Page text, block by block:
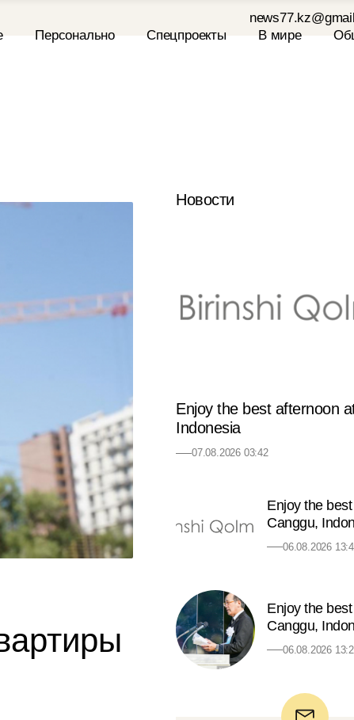
Новости
Enjoy the best afternoon
Indonesia
07.08.2026 03:42
Enjoy the
Canggu,
06.08.2026
Enjoy the
Canggu,
06.08.2026